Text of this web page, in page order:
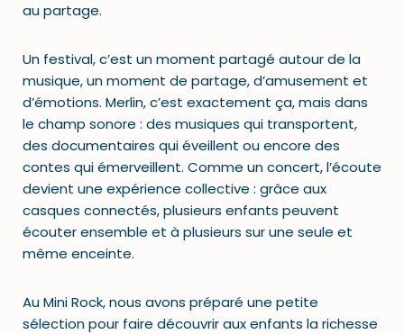
au partage.
Un festival, c’est un moment partagé autour de la
musique, un moment de partage, d’amusement et
d’émotions. Merlin, c’est exactement ça, mais dans
le champ sonore : des musiques qui transportent,
des documentaires qui éveillent ou encore des
contes qui émerveillent. Comme un concert, l’écoute
devient une expérience collective : grâce aux
casques connectés, plusieurs enfants peuvent
écouter ensemble et à plusieurs sur une seule et
même enceinte.
Au Mini Rock, nous avons préparé une petite
sélection pour faire découvrir aux enfants la richesse